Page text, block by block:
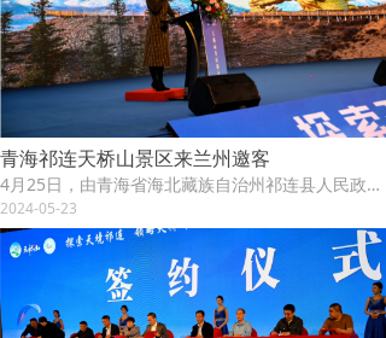
青海祁连天桥山景区来兰州邀客
4月25日，由青海省海北藏族自治州祁连县人民政府、祁连县文体旅游广电局、祁连县天桥山旅游开发有限公司主办，甘肃省旅游协会旅行社分会、兰州市城关区文化旅游发展行业协会协办的祁连天桥山景区推介会在甘肃兰州举办，邀请当地旅行商和兰州市民走进“天境祁连、神韵天桥山”，感受天桥山景区的人文底蕴，体验其自然之美、生态之美，共享生态旅游好时光。
2024-05-23